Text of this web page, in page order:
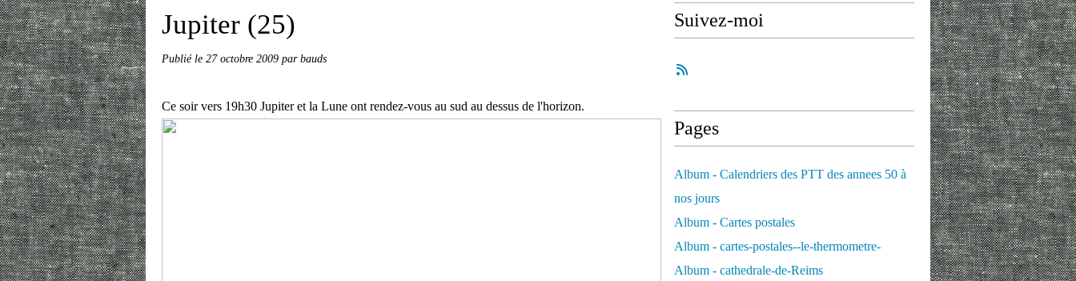
Jupiter (25)
Publié le 27 octobre 2009 par bauds
Ce soir vers 19h30 Jupiter et la Lune ont rendez-vous au sud au dessus de l'horizon.
Suivez-moi
Pages
Album - Calendriers des PTT des annees 50 à
nos jours
Album - Cartes postales
Album - cartes-postales--le-thermometre-
Album - cathedrale-de-Reims